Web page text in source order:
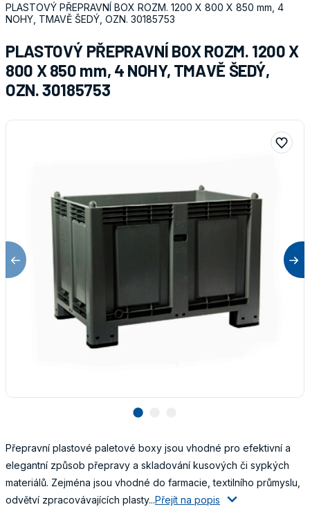
PLASTOVÝ PŘEPRAVNÍ BOX ROZM. 1200 X 800 X 850 mm, 4
NOHY, TMAVĚ ŠEDÝ, OZN. 30185753
PLASTOVÝ PŘEPRAVNÍ BOX ROZM. 1200 X
800 X 850 mm, 4 NOHY, TMAVĚ ŠEDÝ,
OZN. 30185753
lens
Přepravní plastové paletové boxy jsou vhodné pro efektivní a
elegantní způsob přepravy a skladování kusových či sypkých
materiálů. Zejména jsou vhodné do farmacie, textilního průmyslu,
odvětví zpracovávajících plasty...Přejít na popis